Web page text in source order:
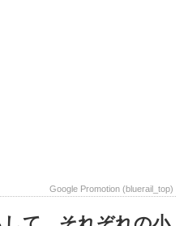
Google Promotion (bluerail_top)